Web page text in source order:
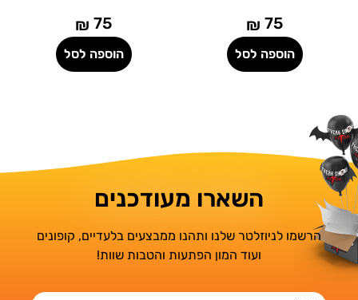
הוספה לסל הוספה לסל
השארו מעודכנים
הרשמו לניוזלטר שלנו ותהנו ממבצעים בלעדיים, קופונים
ועוד המון הפתעות והטבות שוות!